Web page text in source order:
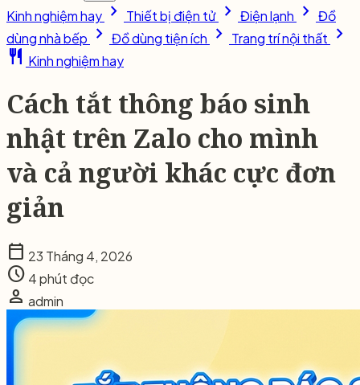
Kinh nghiệm hay chevron_right Thiết bị điện tử chevron_right Điện lạnh chevron_right Đồ
dùng nhà bếp chevron_right Đồ dùng tiện ích chevron_right Trang trí nội thất chevron_right
restaurant Kinh nghiệm hay
Cách tắt thông báo sinh
nhật trên Zalo cho mình
và cả người khác cực đơn
giản
calendar_today 23 Tháng 4, 2026
schedule 4 phút đọc
person admin